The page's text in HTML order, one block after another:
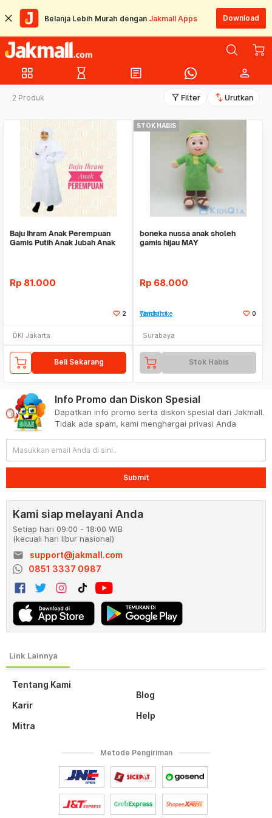
Belanja Lebih Murah dengan Jakmall Apps Download
grid_view hourglass_empty article person
2 Produk filter_alt Filter swap_vert Urutkan
Baju Ihram Anak Perempuan
Gamis Putih Anak Jubah Anak
Rp 81.000
2
DKI Jakarta
Beli Sekarang
STOK HABIS
boneka nussa anak sholeh
gamis hijau MAY
Rp 68.000
Tambah ke Watchlist 0
Surabaya
Stok Habis
Tentang Kami
Karir
Mitra
Blog
Help
Info Promo dan Diskon Spesial
Dapatkan info promo serta diskon spesial dari Jakmall.
Tidak ada spam, kami menghargai privasi Anda
Submit
Kami siap melayani Anda
Setiap hari 09:00 - 18:00 WIB
(kecuali hari libur nasional)
email
support@jakmall.com
0851 3337 0987
Metode Pengiriman